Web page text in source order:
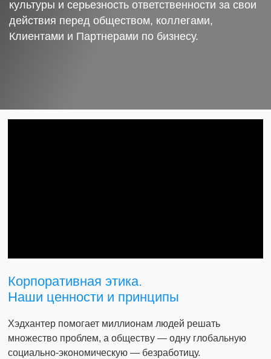
культуры и серьезность ответственности за свои
действия перед обществом, коллегами,
Клиентами и Партнерами по бизнесу.
Корпоративная этика.
Наши ценности и принципы
Хэдхантер помогает миллионам людей решать
множество проблем, а обществу — одну глобальную
социально-экономическую — безработицу.